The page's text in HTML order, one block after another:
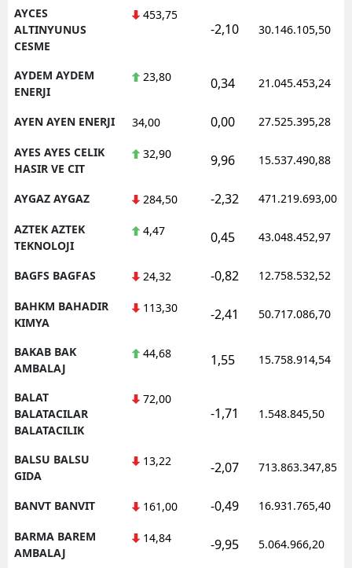
AYCES
ALTINYUNUS
CESME
453,75
-2,10 30.146.105,50
AYDEM AYDEM
ENERJI
23,80 0,34 21.045.453,24
AYEN AYEN ENERJI 34,00 0,00 27.525.395,28
AYES AYES CELIK
HASIR VE CIT
32,90 9,96 15.537.490,88
AYGAZ AYGAZ 284,50 -2,32 471.219.693,00
AZTEK AZTEK
TEKNOLOJI
4,47 0,45 43.048.452,97
BAGFS BAGFAS 24,32 -0,82 12.758.532,52
BAHKM BAHADIR
KIMYA
113,30 -2,41 50.717.086,70
BAKAB BAK
AMBALAJ
44,68 1,55 15.758.914,54
BALAT
BALATACILAR
BALATACILIK
72,00
-1,71 1.548.845,50
BALSU BALSU
GIDA
13,22 -2,07 713.863.347,85
BANVT BANVIT 161,00 -0,49 16.931.765,40
BARMA BAREM
AMBALAJ
14,84 -9,95 5.064.966,20